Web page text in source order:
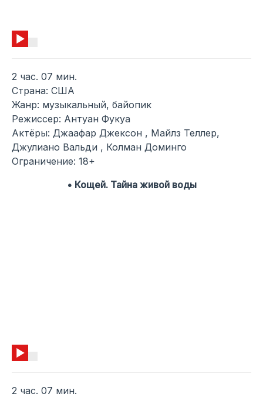
2 час. 07 мин.
Страна: США
Жанр: музыкальный, байопик
Режиссер: Антуан Фукуа
Актёры: Джаафар Джексон , Майлз Теллер,
Джулиано Вальди , Колман Доминго
Ограничение: 18+
• Кощей. Тайна живой воды
2 час. 07 мин.